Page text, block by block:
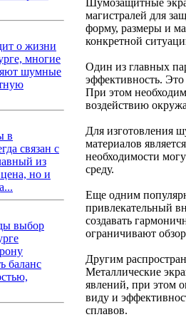
о жизни
многие
шумные
в
связан с
из
но и
выбор
баланс
магистралей для
форму, размеры и
конкретной
Один из главных
эффективность.
При этом
воздействию
Для изготовления
материалов
необходимости
среду.
Еще одним
привлекательный
создавать
ограничивают
Другим
Металлические
явлений, при этом
виду и
сплавов.